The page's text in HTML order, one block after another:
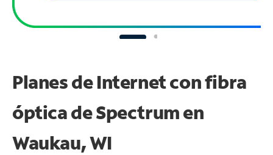
Planes de Internet con fibra
óptica de Spectrum en
Waukau, WI